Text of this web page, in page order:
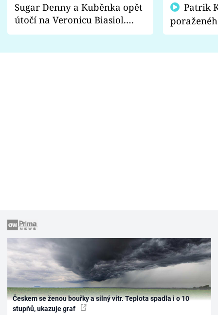
Sugar Denny a Kuběnka opět
útočí na Veronicu Biasiol.
Proč je podle nich falešná a
fanoušci
Českem se ženou bouřky a silný vítr. Teplota spadla i o 10
stupňů, ukazuje graf